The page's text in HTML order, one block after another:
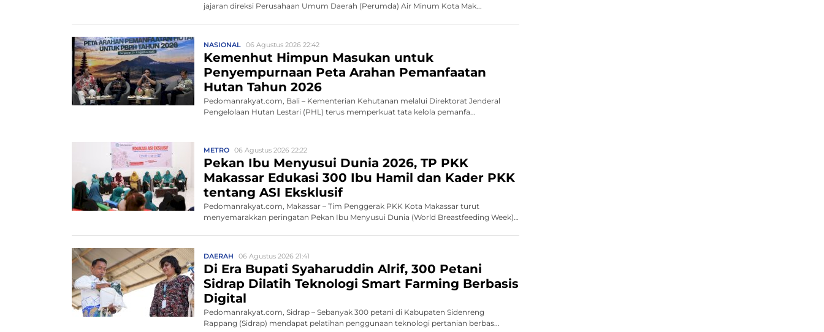
jajaran direksi Perusahaan Umum Daerah (Perumda) Air Minum Kota Mak...
NASIONAL 06 Agustus 2026 22:42
Kemenhut Himpun Masukan untuk
Penyempurnaan Peta Arahan Pemanfaatan
Hutan Tahun 2026
Pedomanrakyat.com, Bali – Kementerian Kehutanan melalui Direktorat Jenderal
Pengelolaan Hutan Lestari (PHL) terus memperkuat tata kelola pemanfa...
METRO 06 Agustus 2026 22:22
Pekan Ibu Menyusui Dunia 2026, TP PKK
Makassar Edukasi 300 Ibu Hamil dan Kader PKK
tentang ASI Eksklusif
Pedomanrakyat.com, Makassar – Tim Penggerak PKK Kota Makassar turut
menyemarakkan peringatan Pekan Ibu Menyusui Dunia (World Breastfeeding Week)
DAERAH 06 Agustus 2026 21:41
Di Era Bupati Syaharuddin Alrif, 300 Petani
Sidrap Dilatih Teknologi Smart Farming Berbasis
Digital
Pedomanrakyat.com, Sidrap – Sebanyak 300 petani di Kabupaten Sidenreng
Rappang (Sidrap) mendapat pelatihan penggunaan teknologi pertanian berbas...